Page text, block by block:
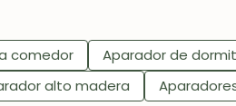
comedor Aparador de
alto madera